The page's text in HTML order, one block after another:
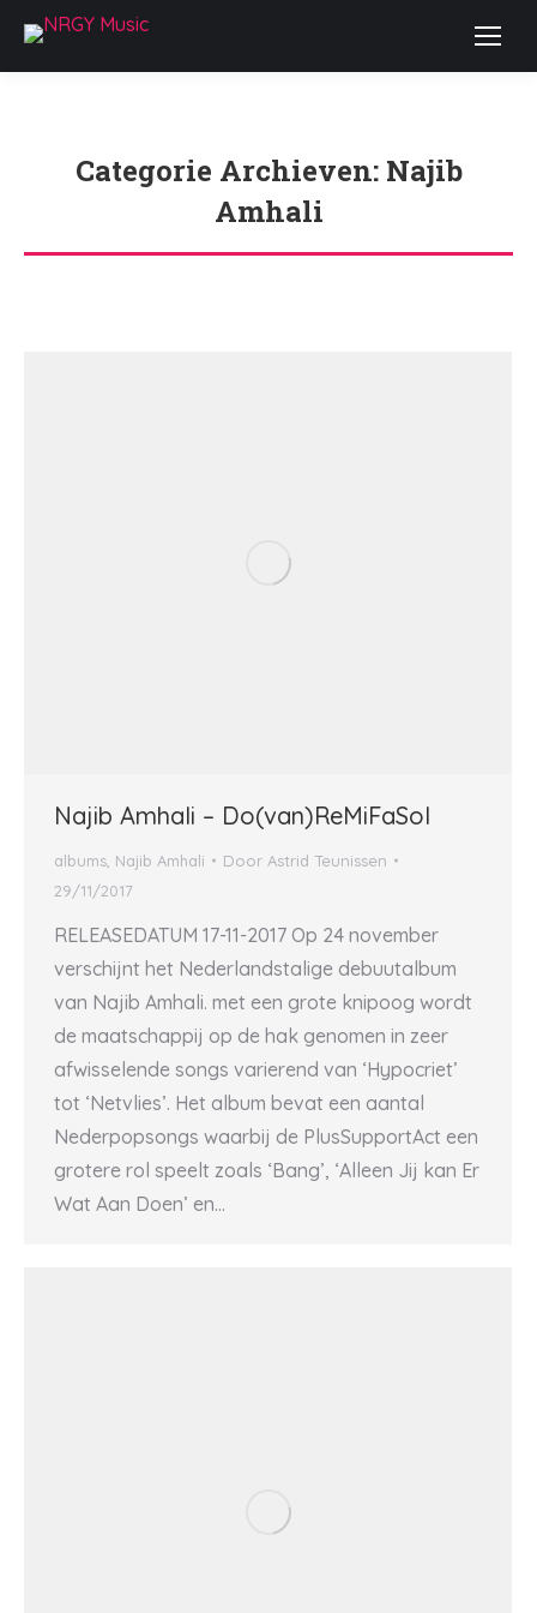
Categorie Archieven: Najib
Amhali
Je bent hier:
Najib Amhali – Do(van)ReMiFaSol
albums Najib Amhali Door Astrid Teunissen
29/11/2017
RELEASEDATUM 17-11-2017 Op 24 november
verschijnt het Nederlandstalige debuutalbum
van Najib Amhali. met een grote knipoog wordt
de maatschappij op de hak genomen in zeer
afwisselende songs varierend van ‘Hypocriet’
tot ‘Netvlies’. Het album bevat een aantal
Nederpopsongs waarbij de PlusSupportAct een
grotere rol speelt zoals ‘Bang’, ‘Alleen Jij kan Er
Wat Aan Doen’ en…